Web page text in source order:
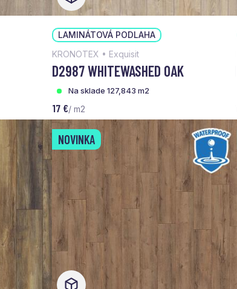
LAMINÁTOVÁ PODLAHA
KRONOTEX • Exquisit
D2987 WHITEWASHED OAK
Na sklade 127,843 m2
17 €/ m2
NOVINKA